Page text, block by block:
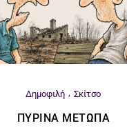
Δημοφιλή Σκίτσο
ΠΎΡΙΝΑ ΜΈΤΩΠΑ